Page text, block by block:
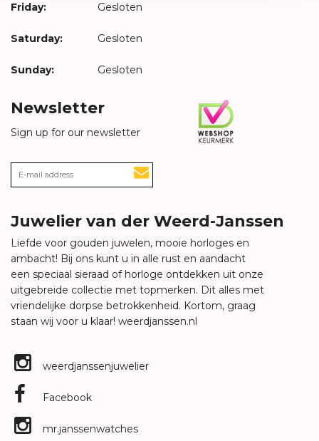
Friday: Gesloten
Saturday: Gesloten
Sunday: Gesloten
Newsletter
Sign up for our newsletter
Juwelier van der Weerd-Janssen
Liefde voor gouden juwelen, mooie horloges en
ambacht! Bij ons kunt u in alle rust en aandacht
een speciaal sieraad of horloge ontdekken uit onze
uitgebreide collectie met topmerken. Dit alles met
vriendelijke dorpse betrokkenheid. Kortom, graag
staan wij voor u klaar! weerdjanssen.nl
weerdjanssenjuwelier
Facebook
mr.janssenwatches